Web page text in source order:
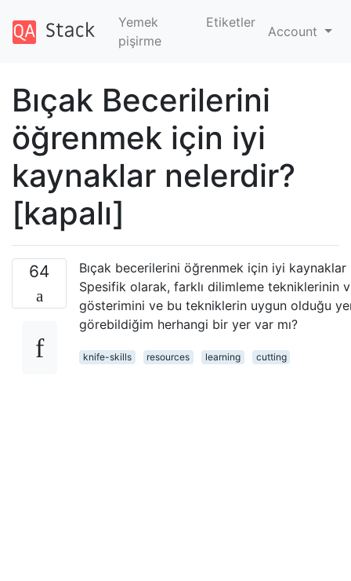
Yemek
pişirme
Etiketler
Account
Bıçak Becerilerini
öğrenmek için iyi
kaynaklar nelerdir?
[kapalı]
64
Bıçak becerilerini öğrenmek için iyi kaynaklar
Spesifik olarak, farklı dilimleme tekniklerinin
gösterimini ve bu tekniklerin uygun olduğu
görebildiğim herhangi bir yer var mı?
knife-skills resources learning cutting